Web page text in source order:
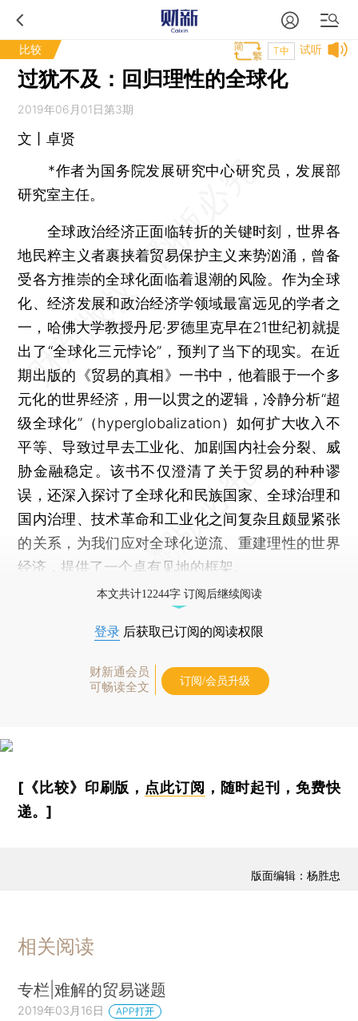
比较 试听
T中
过犹不及：回归理性的全球化
2019年06月01日第3期
文丨卓贤
*作者为国务院发展研究中心研究员，发展部
研究室主任。
全球政治经济正面临转折的关键时刻，世界各
地民粹主义者裹挟着贸易保护主义来势汹涌，曾备
受各方推崇的全球化面临着退潮的风险。作为全球
化、经济发展和政治经济学领域最富远见的学者之
一，哈佛大学教授丹尼·罗德里克早在21世纪初就提
出了“全球化三元悖论”，预判了当下的现实。在近
期出版的《贸易的真相》一书中，他着眼于一个多
元化的世界经济，用一以贯之的逻辑，冷静分析“超
级全球化”（hyperglobalization）如何扩大收入不
平等、导致过早去工业化、加剧国内社会分裂、威
胁金融稳定。该书不仅澄清了关于贸易的种种谬
误，还深入探讨了全球化和民族国家、全球治理和
国内治理、技术革命和工业化之间复杂且颇显紧张
的关系，为我们应对全球化逆流、重建理性的世界
经济，提供了一个卓有见地的框架。
本文共计12244字 订阅后继续阅读
登录 后获取已订阅的阅读权限
财新通会员
可畅读全文
订阅/会员升级
[《比较》印刷版， 点此订阅 ，随时起刊，免费快
递。]
版面编辑：杨胜忠
相关阅读
专栏|难解的贸易谜题
2019年03月16日 APP打开